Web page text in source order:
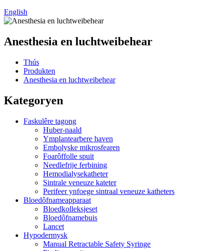
English
Anesthesia en luchtweibehear
Thús
Produkten
Anesthesia en luchtweibehear
Kategoryen
Faskulêre tagong
Huber-naald
Ymplantearbere haven
Embolyske mikrosfearen
Foarôffolle spuit
Needlefrije ferbining
Hemodialysekatheter
Sintrale veneuze kateter
Perifeer ynfoege sintraal veneuze katheters
Bloedôfnameapparaat
Bloedkolleksjeset
Bloedôfnamebuis
Lancet
Hypodermysk
Manual Retractable Safety Syringe